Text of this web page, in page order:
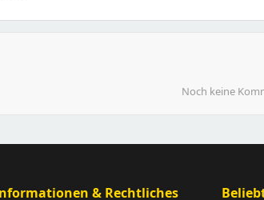
Noch keine
& Rechtliches